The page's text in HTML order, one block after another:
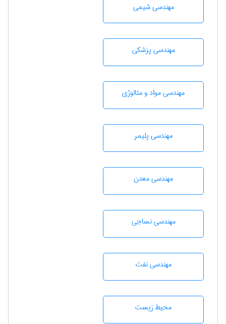
مهندسي شيمی
مهندسی پزشکی
مهندسی مواد و متالوژی
مهندسی پليمر
مهندسی معدن
مهندسي نساجی
مهندسی نفت
محيط زيست